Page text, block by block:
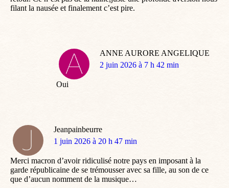
filant la nausée et finalement c’est pire.
ANNE AURORE ANGELIQUE
dit
2 juin 2026 à 7 h 42 min
Oui
Jeanpainbeurre
dit
1 juin 2026 à 20 h 47 min
Merci macron d’avoir ridiculisé notre pays en imposant à la
garde républicaine de se trémousser avec sa fille, au son de ce
que d’aucun nomment de la musique…